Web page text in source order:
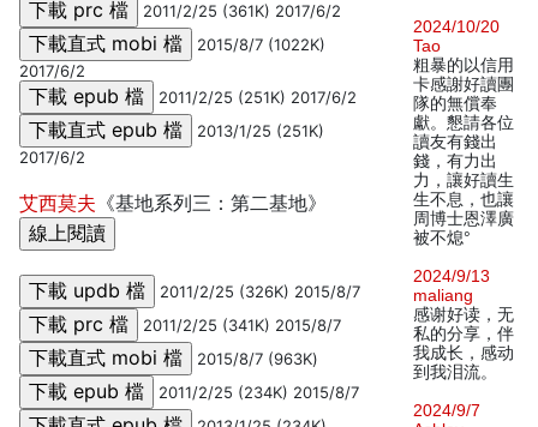
2011/2/25 (361K) 2017/6/2
2015/8/7 (1022K)
2017/6/2
2011/2/25 (251K) 2017/6/2
2013/1/25 (251K)
2017/6/2
艾西莫夫 《基地系列三：第二基地》
2011/2/25 (326K) 2015/8/7
2011/2/25 (341K) 2015/8/7
2015/8/7 (963K)
2011/2/25 (234K) 2015/8/7
2024/10/20
Tao
粗暴的以信用
卡感謝好讀團
隊的無償奉
獻。懇請各位
讀友有錢出
錢，有力出
力，讓好讀生
生不息，也讓
周博士恩澤廣
被不熄°
2024/9/13
maliang
感谢好读，无
私的分享，伴
我成长，感动
到我泪流。
2024/9/7